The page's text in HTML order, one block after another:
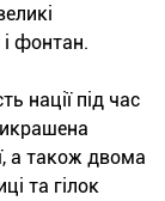
фонтан.
нації під час
а також двома
та гілок